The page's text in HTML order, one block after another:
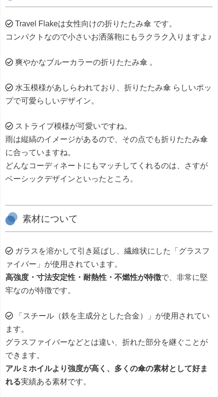
Travel Flakeは女性向けの折りたたみ傘 です。
コンパクトなので小さいお洒落鞄にもラクラク入りますよ♪
爽やかなブルーカラーの折りたたみ傘 。
水玉模様があしらわれており、折りたたみ傘 らしいポッ
プで可愛らしいデザイン。
ストライプ模様が可愛いですね。
雨は縦縞のイメージがあるので、その点でも折りたたみ傘
に合っていますね。
どんなコーディネートにもマッチしてくれるのは、さすが
ベーシックデザインといったところ。
素材について
ガラスを溶かして引き延ばし、繊維状にした「グラスフ
ァイバー」が使用されています。
高強度・寸法安定性・耐熱性・不燃性が特徴で、非常に堅
牢なのが特徴です。
「スチール（鉄を主成分とした合金）」が使用されてい
ます。
グラスファイバーなどとは違い、折れた部分を継ぐことが
できます。
アルミホイルより強度が高く、多くの傘の素材として好ま
れる実績ある素材です。